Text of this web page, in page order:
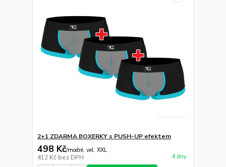
2+1 ZDARMA BOXERKY s PUSH-UP efektem
498 Kč/modré, vel. XXL
412 Kč bez DPH 4 dny